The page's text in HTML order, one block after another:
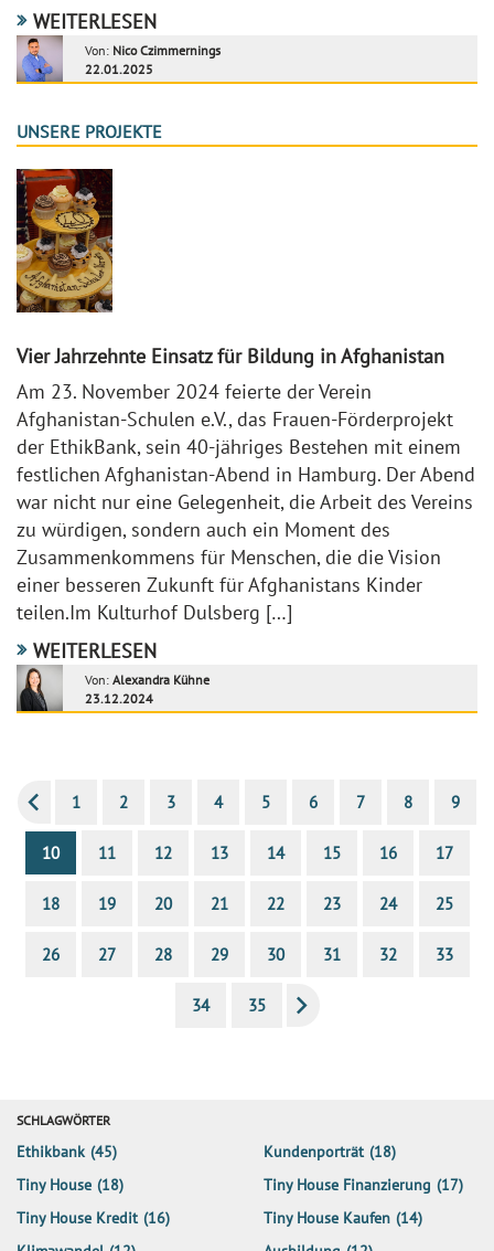
WEITERLESEN
Von: Nico Czimmernings
22.01.2025
UNSERE PROJEKTE
Vier Jahrzehnte Einsatz für Bildung in Afghanistan
Am 23. November 2024 feierte der Verein
Afghanistan-Schulen e.V., das Frauen-Förderprojekt
der EthikBank, sein 40-jähriges Bestehen mit einem
festlichen Afghanistan-Abend in Hamburg. Der Abend
war nicht nur eine Gelegenheit, die Arbeit des Vereins
zu würdigen, sondern auch ein Moment des
Zusammenkommens für Menschen, die die Vision
einer besseren Zukunft für Afghanistans Kinder
teilen.Im Kulturhof Dulsberg […]
WEITERLESEN
Von: Alexandra Kühne
23.12.2024
1 2 3 4 5 6 7 8 9
10 11 12 13 14 15 16 17
18 19 20 21 22 23 24 25
26 27 28 29 30 31 32 33
34 35
SCHLAGWÖRTER
Ethikbank (45) Kundenporträt (18)
Tiny House (18) Tiny House Finanzierung (17)
Tiny House Kredit (16) Tiny House Kaufen (14)